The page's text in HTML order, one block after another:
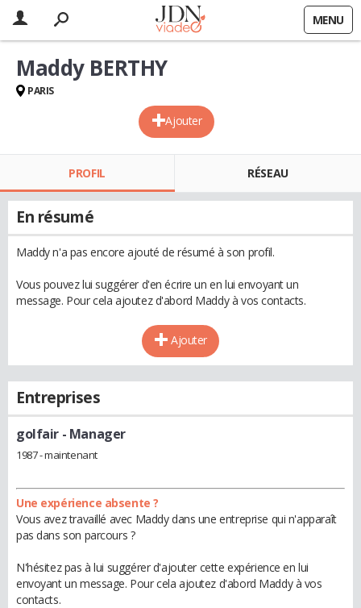
MENU
Ajouter
Maddy BERTHY
PARIS
PROFIL RÉSEAU
En résumé
Maddy n'a pas encore ajouté de résumé à son profil.
Vous pouvez lui suggérer d'en écrire un en lui envoyant un
message. Pour cela ajoutez d'abord Maddy à vos contacts.
Ajouter
Entreprises
golfair - Manager
1987 - maintenant
Une expérience absente ?
Vous avez travaillé avec Maddy dans une entreprise qui n'apparaît
pas dans son parcours ?
N'hésitez pas à lui suggérer d'ajouter cette expérience en lui
envoyant un message. Pour cela ajoutez d'abord Maddy à vos
contacts.